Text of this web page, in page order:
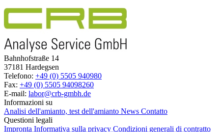
Bahnhofstraße 14
37181 Hardegsen
Telefono: +49 (0) 5505 940980
Fax: +49 (0) 5505 94098260
E-mail: labor@crb-gmbh.de
Informazioni su
Analisi dell'amianto, test dell'amianto News Contatto
Questioni legali
Impronta Informativa sulla privacy Condizioni generali di contratto